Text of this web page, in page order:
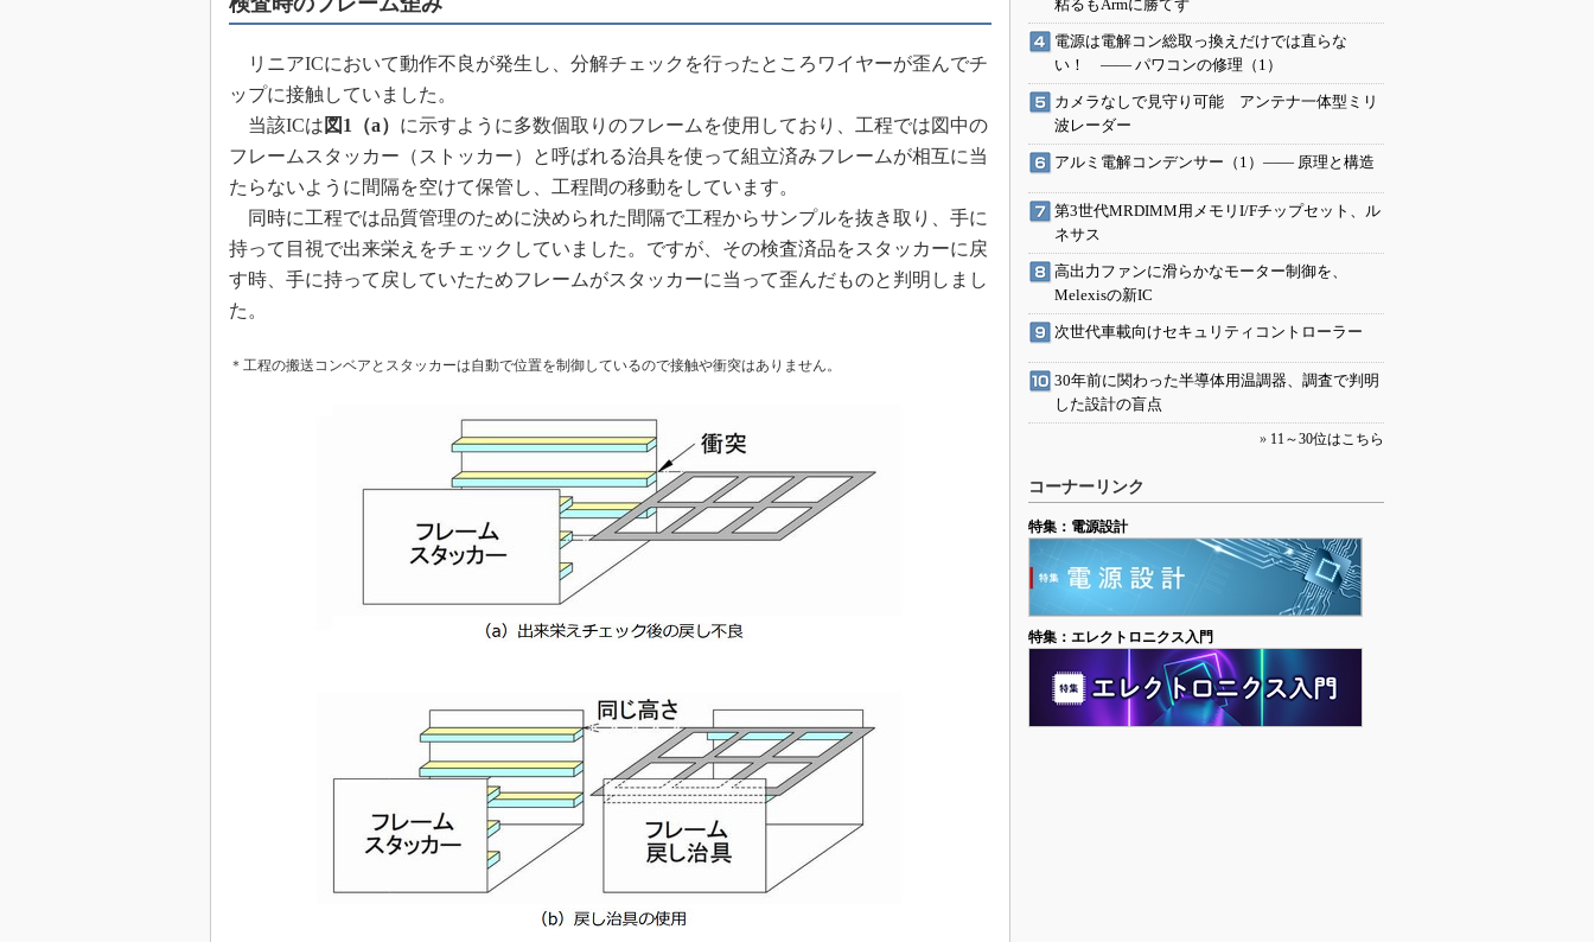
編】
IoT時代の無線規格を知る【Z-Wave
リニアICにおいて動作不良が発生し、分解チェックを行ったところワイヤーが歪んでチ
ップに接触していました。
当該ICは 図1（a） に示すように多数個取りのフレームを使用しており、工程では図中の
フレームスタッカー（ストッカー）と呼ばれる治具を使って組立済みフレームが相互に当
たらないように間隔を空けて保管し、工程間の移動をしています。
同時に工程では品質管理のために決められた間隔で工程からサンプルを抜き取り、手に
持って目視で出来栄えをチェックしていました。ですが、その検査済品をスタッカーに戻
す時、手に持って戻していたためフレームがスタッカーに当って歪んだものと判明しまし
た。
＊工程の搬送コンベアとスタッカーは自動で位置を制御しているので接触や衝突はありません。
粘るもArmに勝てず
電源は電解コン総取っ換えだけでは直らな
い！ ―― パワコンの修理（1）
カメラなしで見守り可能 アンテナ一体型ミリ
波レーダー
アルミ電解コンデンサー（1）―― 原理と構造
第3世代MRDIMM用メモリI/Fチップセット、ル
ネサス
高出力ファンに滑らかなモーター制御を、
Melexisの新IC
次世代車載向けセキュリティコントローラー
30年前に関わった半導体用温調器、調査で判明
した設計の盲点
» 11～30位はこちら
コーナーリンク
特集：電源設計
特集：エレクトロニクス入門